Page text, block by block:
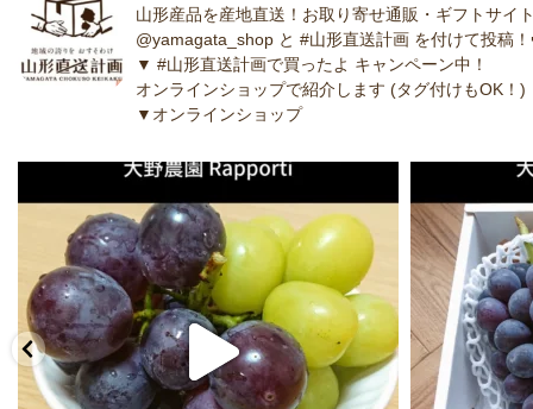
山形産品を産地直送！お取り寄せ通販・ギフトサイ
@yamagata_shop と #山形直送計画 を付けて投稿
▼ #山形直送計画で買ったよ キャンペーン中！
オンラインショップで紹介します (タグ付けもOK！)
▼オンラインショップ